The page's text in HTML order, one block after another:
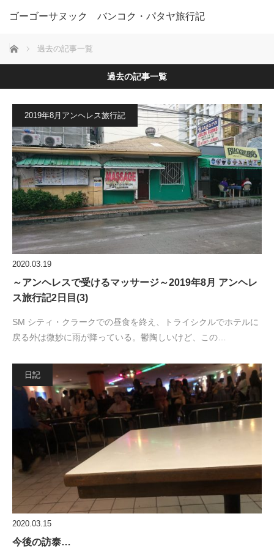
ゴーゴーサヌック バンコク・パタヤ旅行記
ホーム 過去の記事一覧
過去の記事一覧
2019年8月アンヘレス旅行記
2020.03.19
～アンヘレスで受けるマッサージ～2019年8月 アンヘレ
ス旅行記2日目(3)
SM シティ・クラークでの昼食を終え、トライシクルでホテルに
戻る外は微妙に雨が降っている。鬱陶しいけど、この…
日記
2020.03.15
今後の訪泰…